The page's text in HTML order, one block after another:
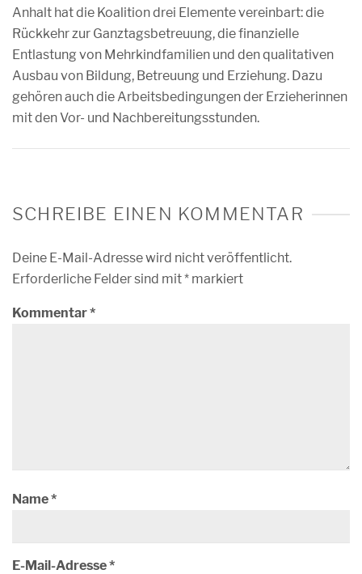
Anhalt hat die Koalition drei Elemente vereinbart: die
Rückkehr zur Ganztagsbetreuung, die finanzielle
Entlastung von Mehrkindfamilien und den qualitativen
Ausbau von Bildung, Betreuung und Erziehung. Dazu
gehören auch die Arbeitsbedingungen der Erzieherinnen
mit den Vor- und Nachbereitungsstunden.
SCHREIBE EINEN KOMMENTAR
Deine E-Mail-Adresse wird nicht veröffentlicht.
Erforderliche Felder sind mit* markiert
Kommentar*
Name*
E-Mail-Adresse*